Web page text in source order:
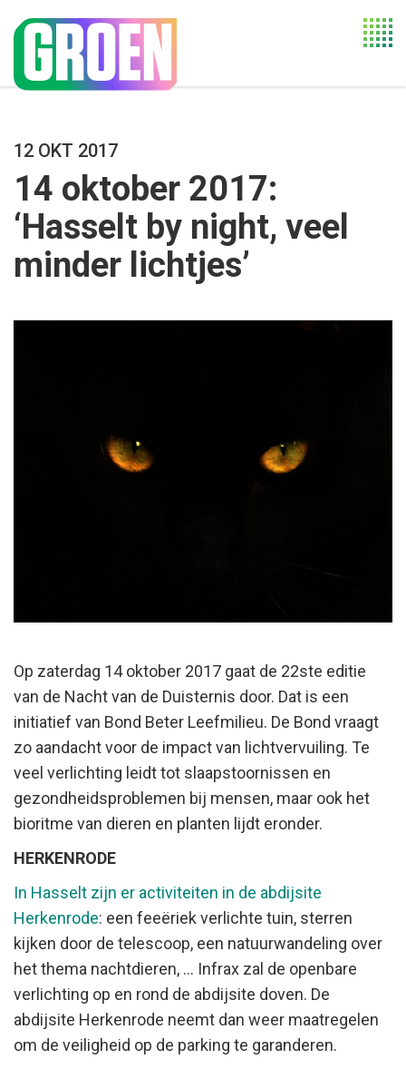
12 OKT 2017
14 oktober 2017:
‘Hasselt by night, veel
minder lichtjes’
Op zaterdag 14 oktober 2017 gaat de 22ste editie
van de Nacht van de Duisternis door. Dat is een
initiatief van Bond Beter Leefmilieu. De Bond vraagt
zo aandacht voor de impact van lichtvervuiling. Te
veel verlichting leidt tot slaapstoornissen en
gezondheidsproblemen bij mensen, maar ook het
bioritme van dieren en planten lijdt eronder.
HERKENRODE
In Hasselt zijn er activiteiten in de abdijsite
Herkenrode: een feeëriek verlichte tuin, sterren
kijken door de telescoop, een natuurwandeling over
het thema nachtdieren, ... Infrax zal de openbare
verlichting op en rond de abdijsite doven. De
abdijsite Herkenrode neemt dan weer maatregelen
om de veiligheid op de parking te garanderen.